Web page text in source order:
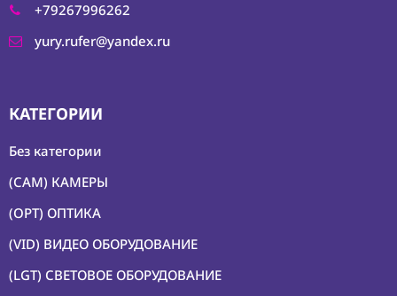
+79267996262
yury.rufer@yandex.ru
КАТЕГОРИИ
Без категории
(CAM) КАМЕРЫ
(OPT) ОПТИКА
(VID) ВИДЕО ОБОРУДОВАНИЕ
(LGT) СВЕТОВОЕ ОБОРУДОВАНИЕ